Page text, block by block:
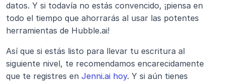
datos. Y si todavía no estás convencido, ¡piensa en
todo el tiempo que ahorrarás al usar las potentes
herramientas de Hubble.ai!
Así que si estás listo para llevar tu escritura al
siguiente nivel, te recomendamos encarecidamente
que te registres en Jenni.ai hoy. Y si aún tienes